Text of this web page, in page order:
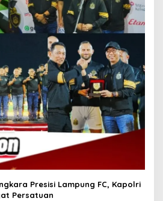
Presisi Lampung FC, Kapolri
Persatuan